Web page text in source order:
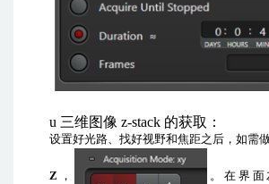
u 三维图像 z-stack 的获取 ：
设置好光路、找好视野和焦距之后，如需
Z ， 。 在界面